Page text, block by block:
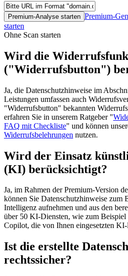
Premium-Analyse starten Premium-
starten
Ohne Scan starten
Wird die
("Widerrufsbutton")
Ja, die Datenschutzhinweise im
Leistungen umfassen auch
"Widerrufsbutton" bekannten
erfahren Sie in unserem Ratgeber "
FAQ mit Checkliste" und können
Widerrufsbelehrungen nutzen.
Wird der Einsatz
(KI) berücksichtigt?
Ja, im Rahmen der Premium-Version
können Sie Datenschutzhinweise zum
Intelligenz aufnehmen und aus den
über 50 KI-Diensten, wie zum
Copilot, die von Ihnen eingesetzten
Ist die erstellte
rechtssicher?